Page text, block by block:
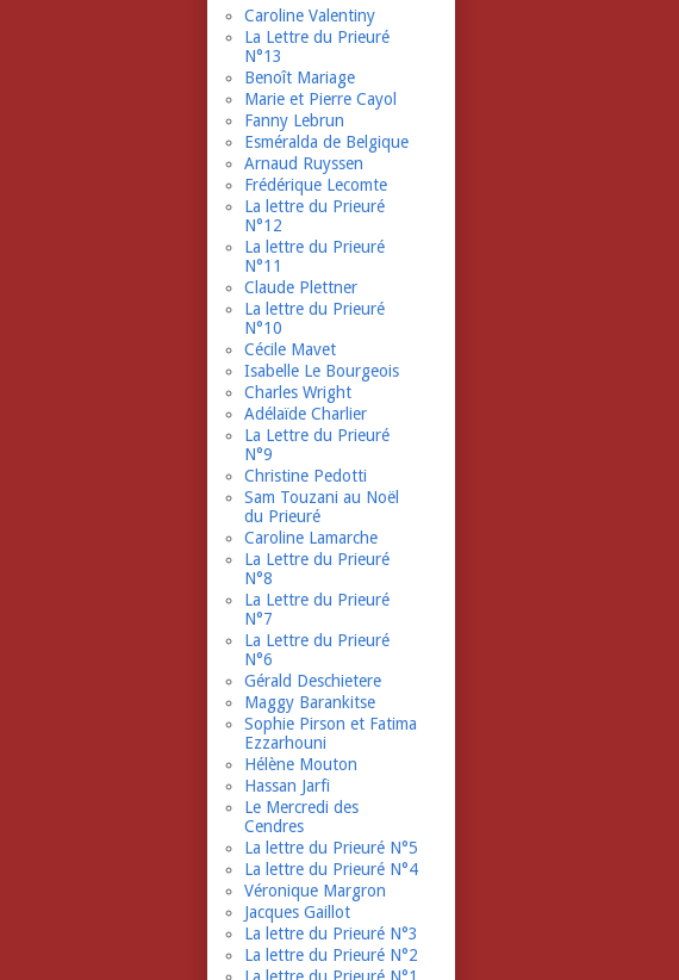
Caroline Valentiny
La Lettre du Prieuré
N°13
Benoît Mariage
Marie et Pierre Cayol
Fanny Lebrun
Esméralda de Belgique
Arnaud Ruyssen
Frédérique Lecomte
La lettre du Prieuré
N°12
La lettre du Prieuré
N°11
Claude Plettner
La lettre du Prieuré
N°10
Cécile Mavet
Isabelle Le Bourgeois
Charles Wright
Adélaïde Charlier
La Lettre du Prieuré
N°9
Christine Pedotti
Sam Touzani au Noël
du Prieuré
Caroline Lamarche
La Lettre du Prieuré
N°8
La Lettre du Prieuré
N°7
La Lettre du Prieuré
N°6
Gérald Deschietere
Maggy Barankitse
Sophie Pirson et Fatima
Ezzarhouni
Hélène Mouton
Hassan Jarfi
Le Mercredi des
Cendres
La lettre du Prieuré N°5
La lettre du Prieuré N°4
Véronique Margron
Jacques Gaillot
La lettre du Prieuré N°3
La lettre du Prieuré N°2